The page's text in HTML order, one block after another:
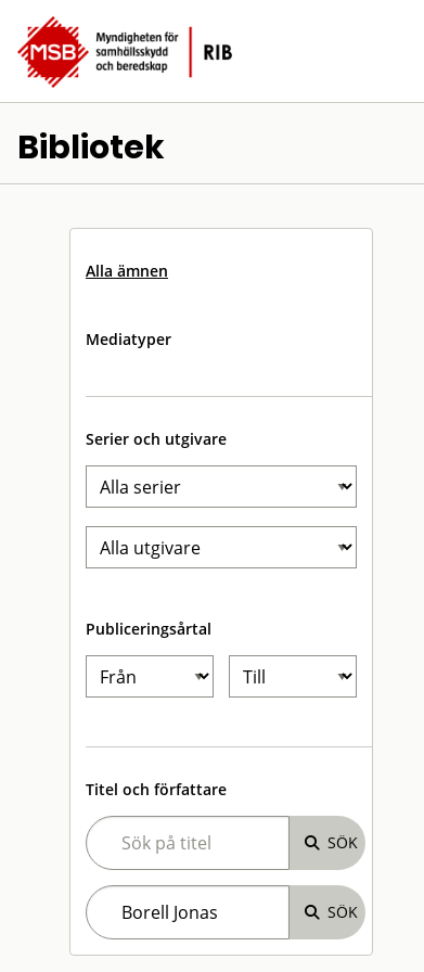
Bibliotek
Alla ämnen
Mediatyper
Serier och utgivare
Publiceringsårtal
Titel och författare